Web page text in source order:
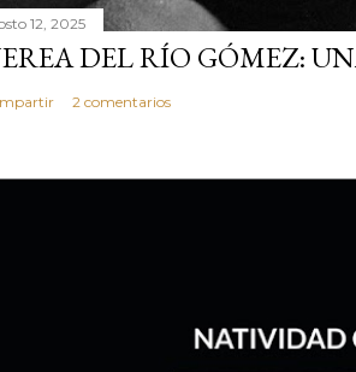
12, 2025
DEL RÍO GÓMEZ:
2 comentarios